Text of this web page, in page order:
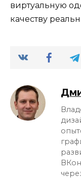
виртуальную
качеству